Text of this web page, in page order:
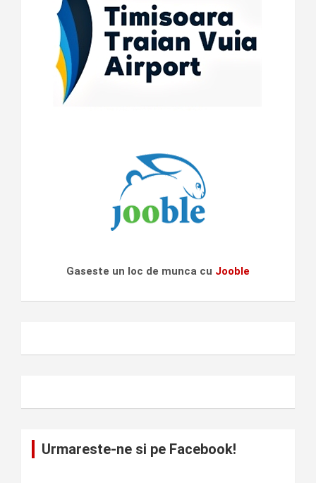
Gaseste un loc de munca cu Jooble
Urmareste-ne si pe Facebook!